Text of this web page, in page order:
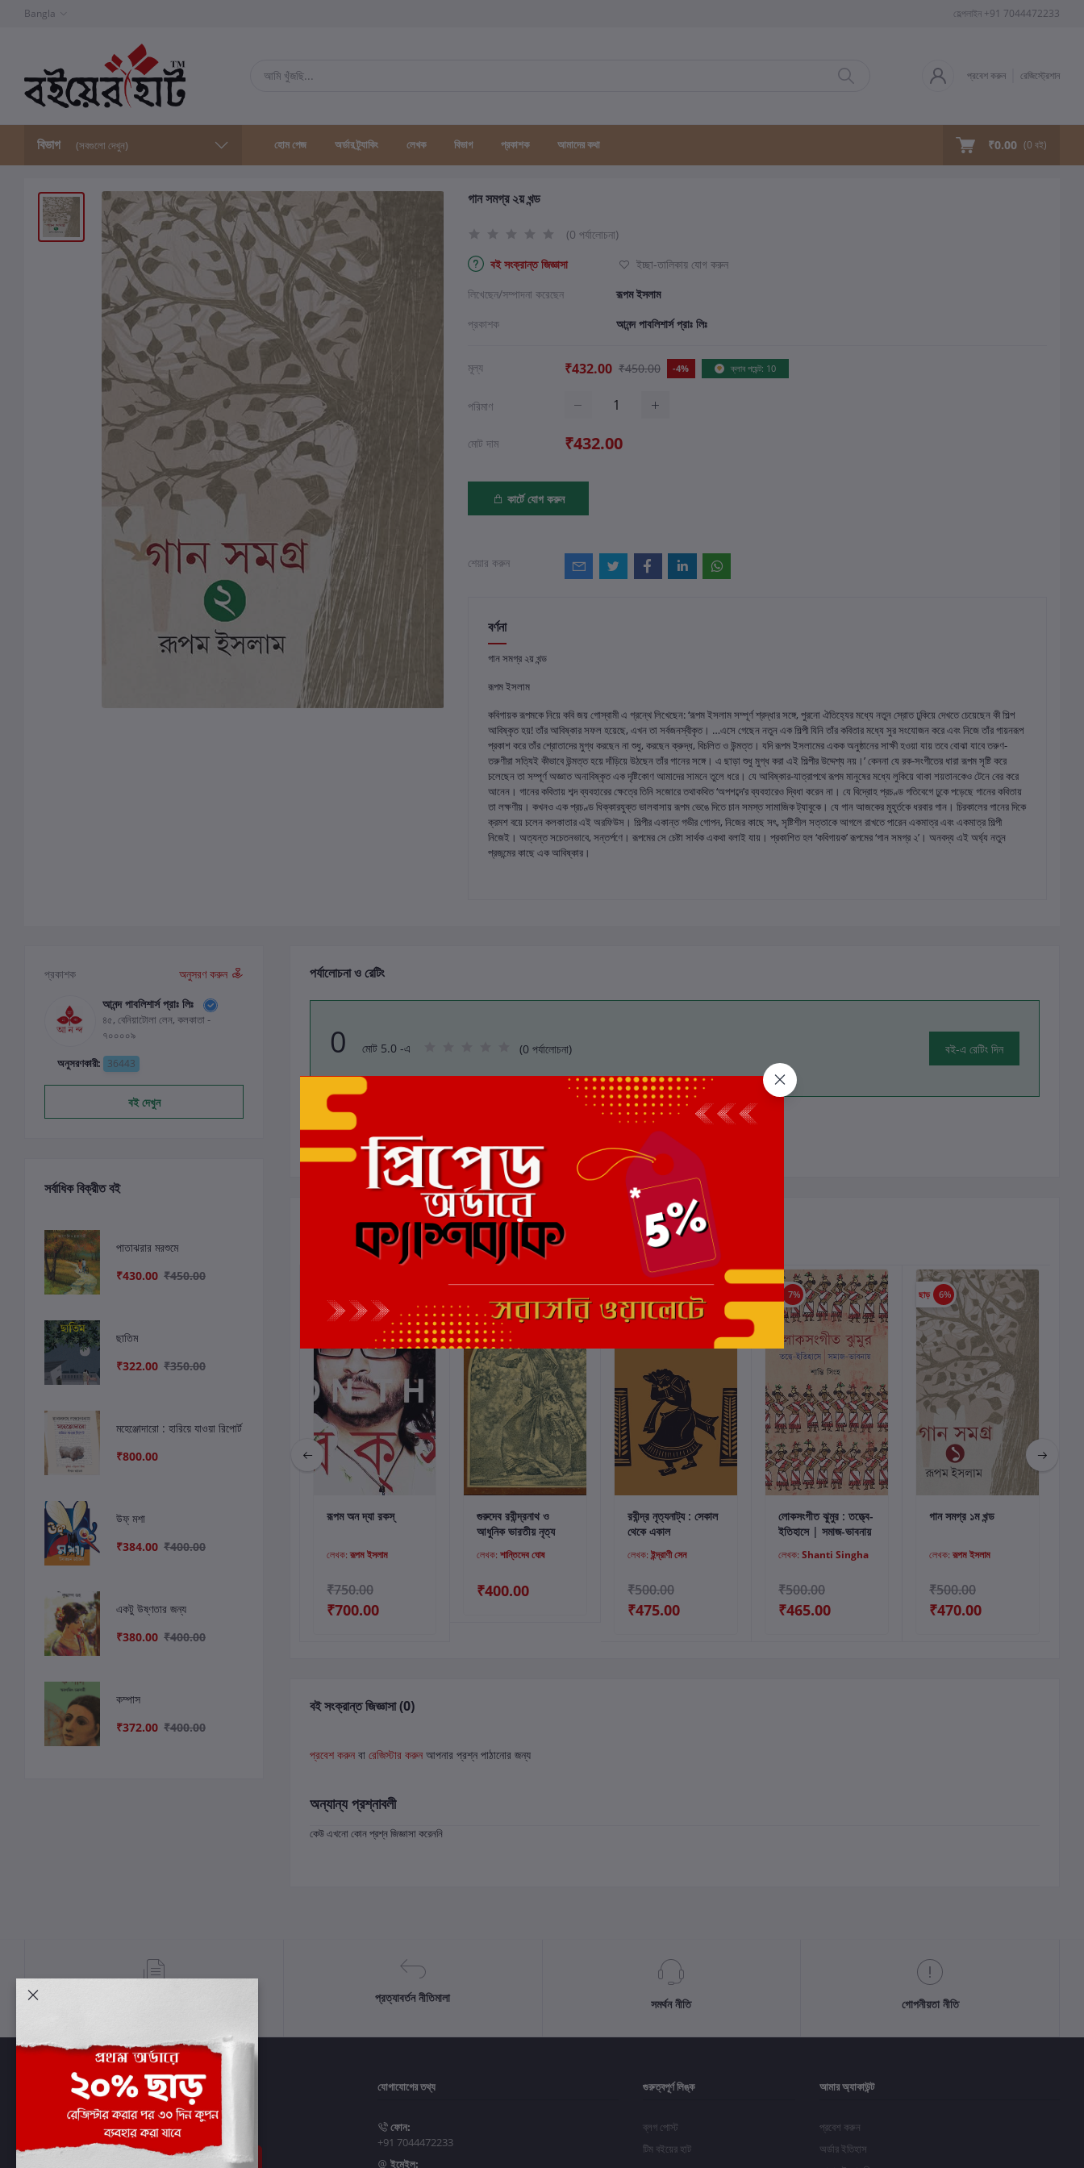
Bangla হেল্পলাইন +91 7044472233
প্রবেশ করুন রেজিস্ট্রেশান
বিভাগ (সবগুলো দেখুন) হোম পেজ অর্ডার ট্র্যাকিং লেখক বিভাগ প্রকাশক আমাদের কথা ₹0.00 (0 বই)
গান সমগ্র ২য় খন্ড
(0 পর্যালোচনা)
বই সংক্রান্ত জিজ্ঞাসা
ইচ্ছা-তালিকায় যোগ করুন
লিখেছেন/সম্পাদনা করেছেন
রূপম ইসলাম
প্রকাশক
আনন্দ পাবলিশার্স প্রাঃ লিঃ
মূল্য ₹432.00 ₹450.00 -4% ক্লাব পয়েন্ট: 10
পরিমাণ
মোট দাম ₹432.00
কার্টে যোগ করুন
শেয়ার করুন
বর্ণনা
গান সমগ্র ২য় খন্ড
রূপম ইসলাম
কবিগায়ক রূপমকে নিয়ে কবি জয় গোস্বামী এ গ্রন্থে লিখেছেন: ‘রূপম ইসলাম সম্পূর্ণ শ্রদ্ধার সঙ্গে, পুরনো ঐতিহ্যের মধ্যে নতুন স্রোত ঢুকিয়ে দেখতে চেয়েছেন কী শিল্প
আবিষ্কৃত হয়! তাঁর আবিষ্কার সফল হয়েছে, এখন তা সর্বজনস্বীকৃত। …এসে গেছেন নতুন এক শিল্পী যিনি তাঁর কবিতার মধ্যে সুর সংযোজন করে এবং নিজে তাঁর গায়নরূপ
প্রকাশ করে তাঁর শ্রোতাদের মুগ্ধ করছেন না শুধু, করছেন ক্রুদ্ধ, বিচলিত ও উন্মত্ত। যদি রূপম ইসলামের একক অনুষ্ঠানের সাক্ষী হওয়া যায় তবে বোঝা যাবে তরুণ-
তরুণীরা সত্যিই কীভাবে উন্মত্ত হয়ে দাঁড়িয়ে উঠছেন তাঁর গানের সঙ্গে। এ ছাড়া শুধু মুগ্ধ করা এই শিল্পীর উদ্দেশ্য নয়।’ কেননা যে রক-সংগীতের ধারা রূপম সৃষ্টি করে
চলেছেন তা সম্পূর্ণ অজ্ঞাত অনাবিষ্কৃত এক দৃষ্টিকোণ আমাদের সামনে তুলে ধরে। যে আবিষ্কার-যাত্রাপথে রূপম মানুষের মধ্যে লুকিয়ে থাকা শয়তানকেও টেনে বের করে
আনেন। গানের কবিতায় শব্দ ব্যবহারের ক্ষেত্রে তিনি সজোরে তথাকথিত ‘অপশব্দে’র ব্যবহারেও দ্বিধা করেন না। যে বিদ্রোহ প্রচণ্ড গতিবেগে ঢুকে পড়েছে গানের কবিতায়
তা লক্ষণীয়। কখনও এক প্রচণ্ড ধিক্কারযুক্ত ভালবাসায় রূপম ভেঙে দিতে চান সমস্ত সামাজিক ট্যাবুকে। যে গান আজকের মুহূর্তকে ধরবার গান। চিরকালের গানের দিকে
ক্রমশ বয়ে চলেন কলকাতার এই অরফিউস। শিল্পীর একান্ত গভীর গোপন, নিজের কাছে সৎ, সৃষ্টিশীল সত্তাকে আগলে রাখতে পারেন একমাত্র এবং একমাত্র শিল্পী
নিজেই। অত্যন্ত সচেতনভাবে, সন্তর্পণে। রূপমের সে চেষ্টা সার্থক একথা বলাই যায়। প্রকাশিত হল ‘কবিগায়ক’ রূপমের ‘গান সমগ্র ২’। অনবদ্য এই অর্ঘ্য নতুন
প্রজন্মের কাছে এক আবিষ্কার।
প্রকাশক
অনুসরণ করুন
আনন্দ পাবলিশার্স প্রাঃ লিঃ
৪৫, বেনিয়াটোলা লেন, কলকাতা -
৭০০০০৯
অনুসরণকারী: 36443
বই দেখুন
সর্বাধিক বিক্রীত বই
পাতাঝরার মরশুমে
₹430.00 ₹450.00
ছাতিম
₹322.00 ₹350.00
মহেঞ্জোদারো : হারিয়ে যাওয়া রিপোর্ট
₹800.00
উফ্ মশা
₹384.00 ₹400.00
একটু উষ্ণতার জন্য
₹380.00 ₹400.00
কম্পাস
₹372.00 ₹400.00
পর্যালোচনা ও রেটিং
0 মোট 5.0 -এ (0 পর্যালোচনা) বই-এ রেটিং দিন
এই বইয়ের জন্য এখনও কোন পর্যালোচনা নেই
6%
কার্টে যোগ করুন
শঙ্করনামা : বিশাখা ঘোষ
লেখক:বিশাখা ঘোষ
₹500.00
₹470.00
লেখক:রূপম ইসলাম
₹570.00
কার্টে যোগ করুন
রূপম অন দ্যা রকস্
লেখক:রূপম ইসলাম
₹750.00
₹700.00
কার্টে যোগ করুন
গুরুদেব রবীন্দ্রনাথ ও
আধুনিক ভারতীয় নৃত্য
লেখক: শান্তিদেব ঘোষ
₹400.00
কার্টে যোগ করুন
রবীন্দ্র নৃত্যনাট্য : সেকাল
থেকে একাল
লেখক: ইন্দ্রাণী সেন
₹500.00
₹475.00
7%
কার্টে যোগ করুন
লোকসংগীত ঝুমুর : তত্ত্বে-
ইতিহাসে | সমাজ-ভাবনায়
লেখক: Shanti Singha
₹500.00
₹465.00
ছাড় 6%
কার্টে যোগ করুন
গান সমগ্র ১ম খন্ড
লেখক:রূপম ইসলাম
₹500.00
₹470.00
বই সংক্রান্ত জিজ্ঞাসা (0)
প্রবেশ করুন বা রেজিস্টার করুন আপনার প্রশ্ন পাঠানোর জন্য
অন্যান্য প্রশ্নাবলী
কেউ এখনো কোন প্রশ্ন জিজ্ঞাসা করেননি
প্রত্যাবর্তন নীতিমালা সমর্থন নীতি গোপনীয়তা নীতি
সাবস্ক্রাইব
যোগাযোগের তথ্য
ফোন:
+91 7044472233
ইমেইল:
গুরুত্বপূর্ণ লিঙ্ক
ব্লগ পোস্ট
টিম বইয়ের হাট
আমার অ্যাকাউন্ট
প্রবেশ করুন
অর্ডার ইতিহাস